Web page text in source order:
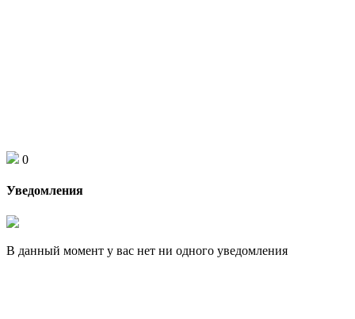
0
Уведомления
В данный момент у вас нет ни одного уведомления